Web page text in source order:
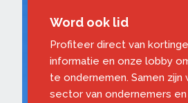
Word ook lid
Profiteer direct van
informatie en onze lobby
te ondernemen. Samen
sector van ondernemers en